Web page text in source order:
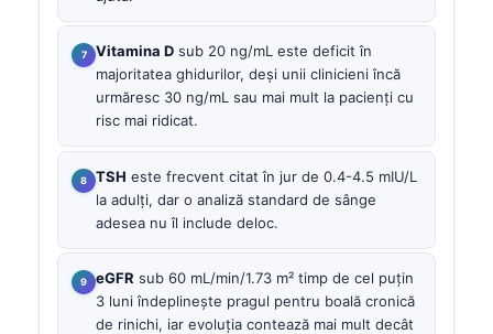
Vitamina D sub 20 ng/mL este deficit în
majoritatea ghidurilor, deși unii clinicieni încă
urmăresc 30 ng/mL sau mai mult la pacienți cu
risc mai ridicat.
TSH este frecvent citat în jur de 0.4-4.5 mIU/L
la adulți, dar o analiză standard de sânge
adesea nu îl include deloc.
eGFR sub 60 mL/min/1.73 m² timp de cel puțin
3 luni îndeplinește pragul pentru boală cronică
de rinichi, iar evoluția contează mai mult decât